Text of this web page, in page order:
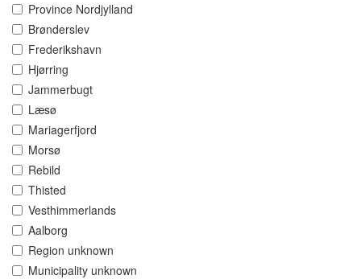
Province Nordjylland
Brønderslev
Frederikshavn
Hjørring
Jammerbugt
Læsø
Mariagerfjord
Morsø
Rebild
Thisted
Vesthimmerlands
Aalborg
Region unknown
Municipality unknown